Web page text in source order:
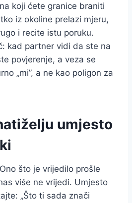
koji ćete granice braniti
iz okoline prelazi mjeru,
i recite istu poruku.
kad partner vidi da ste na
povjerenje, a veza se
„mi”, a ne kao poligon za
umjesto
što je vrijedilo prošle
više ne vrijedi. Umjesto
„Što ti sada znači